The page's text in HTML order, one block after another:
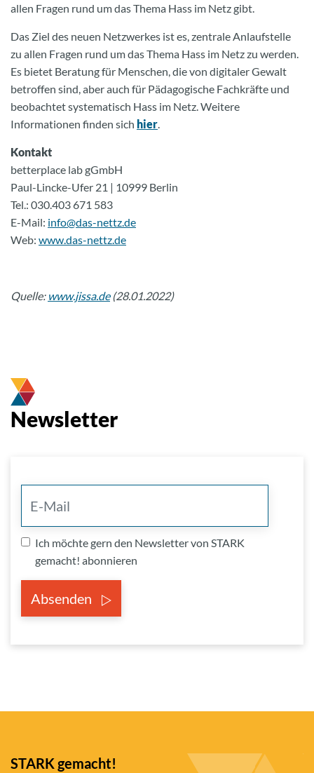
allen Fragen rund um das Thema Hass im Netz gibt.
Das Ziel des neuen Netzwerkes ist es, zentrale Anlaufstelle
zu allen Fragen rund um das Thema Hass im Netz zu werden.
Es bietet Beratung für Menschen, die von digitaler Gewalt
betroffen sind, aber auch für Pädagogische Fachkräfte und
beobachtet systematisch Hass im Netz. Weitere
Informationen finden sich hier.
Kontakt
betterplace lab gGmbH
Paul-Lincke-Ufer 21 | 10999 Berlin
Tel.: 030.403 671 583
E-Mail: info@das-nettz.de
Web: www.das-nettz.de
Quelle: www.jissa.de(28.01.2022)
Newsletter
Ich möchte gern den Newsletter von STARK
gemacht! abonnieren
Absenden
STARK gemacht!